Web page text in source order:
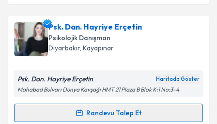
Psk. Dan. Hayriye Erçetin
Psikolojik Danışman
Diyarbakır, Kayapınar
Psk. Dan. Hayriye Erçetin Haritada Göster
Mahabad Bulvarı Dünya Kavşağı HMT 21 Plaza B Blok K:1 No:3-4
Randevu Talep Et
Randevu Takvimi Talebi